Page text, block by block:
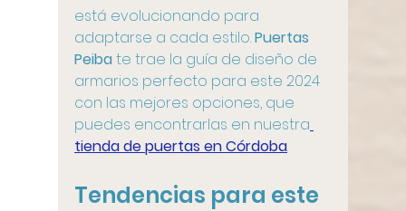
está evolucionando para
adaptarse a cada estilo. Puertas
Peiba te trae la guía de diseño de
armarios perfecto para este 2024
con las mejores opciones, que
puedes encontrarlas en nuestra
tienda de puertas en Córdoba.
Tendencias para este